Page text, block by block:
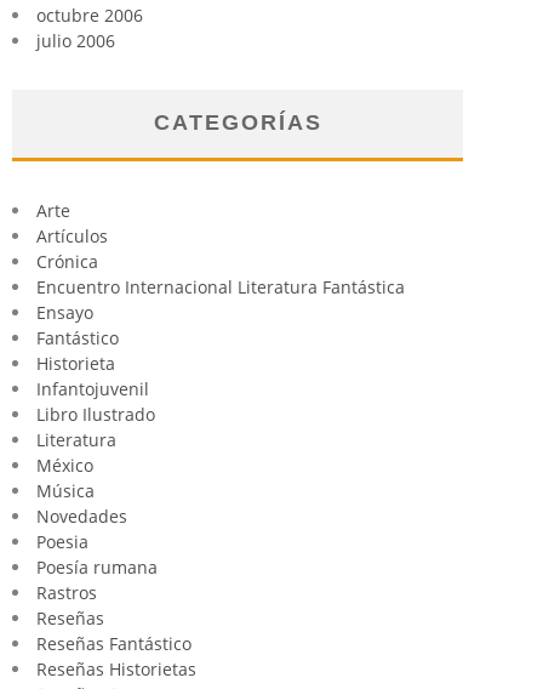
octubre 2006
julio 2006
CATEGORÍAS
Arte
Artículos
Crónica
Encuentro Internacional Literatura Fantástica
Ensayo
Fantástico
Historieta
Infantojuvenil
Libro Ilustrado
Literatura
México
Música
Novedades
Poesia
Poesía rumana
Rastros
Reseñas
Reseñas Fantástico
Reseñas Historietas